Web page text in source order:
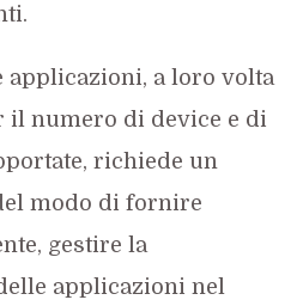
applicazioni, a loro volta
il numero di device e di
richiede un
modo di fornire
gestire la
applicazioni nel